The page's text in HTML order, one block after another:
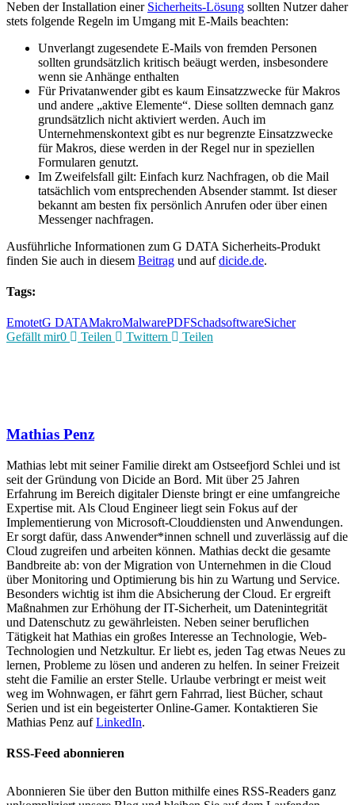
Neben der Installation einer Sicherheits-Lösung sollten Nutzer daher
stets folgende Regeln im Umgang mit E-Mails beachten:
Unverlangt zugesendete E-Mails von fremden Personen
sollten grundsätzlich kritisch beäugt werden, insbesondere
wenn sie Anhänge enthalten
Für Privatanwender gibt es kaum Einsatzzwecke für Makros
und andere „aktive Elemente“. Diese sollten demnach ganz
grundsätzlich nicht aktiviert werden. Auch im
Unternehmenskontext gibt es nur begrenzte Einsatzzwecke
für Makros, diese werden in der Regel nur in speziellen
Formularen genutzt.
Im Zweifelsfall gilt: Einfach kurz Nachfragen, ob die Mail
tatsächlich vom entsprechenden Absender stammt. Ist dieser
bekannt am besten fix persönlich Anrufen oder über einen
Messenger nachfragen.
Ausführliche Informationen zum G DATA Sicherheits-Produkt
finden Sie auch in diesem Beitrag und aufdicide.de.
Tags:
EmotetG DATAMakroMalwarePDFSchadsoftwareSicher
Gefällt mir0 Teilen Twittern Teilen
Mathias Penz
Mathias lebt mit seiner Familie direkt am Ostseefjord Schlei und ist
seit der Gründung von Dicide an Bord. Mit über 25 Jahren
Erfahrung im Bereich digitaler Dienste bringt er eine umfangreiche
Expertise mit. Als Cloud Engineer liegt sein Fokus auf der
Implementierung von Microsoft-Clouddiensten und Anwendungen.
Er sorgt dafür, dass Anwender*innen schnell und zuverlässig auf die
Cloud zugreifen und arbeiten können. Mathias deckt die gesamte
Bandbreite ab: von der Migration von Unternehmen in die Cloud
über Monitoring und Optimierung bis hin zu Wartung und Service.
Besonders wichtig ist ihm die Absicherung der Cloud. Er ergreift
Maßnahmen zur Erhöhung der IT-Sicherheit, um Datenintegrität
und Datenschutz zu gewährleisten. Neben seiner beruflichen
Tätigkeit hat Mathias ein großes Interesse an Technologie, Web-
Technologien und Netzkultur. Er liebt es, jeden Tag etwas Neues zu
lernen, Probleme zu lösen und anderen zu helfen. In seiner Freizeit
steht die Familie an erster Stelle. Urlaube verbringt er meist weit
weg im Wohnwagen, er fährt gern Fahrrad, liest Bücher, schaut
Serien und ist ein begeisterter Online-Gamer. Kontaktieren Sie
Mathias Penz aufLinkedIn.
RSS-Feed abonnieren
Abonnieren Sie über den Button mithilfe eines RSS-Readers ganz